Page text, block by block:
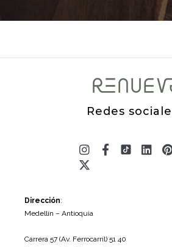
Redes
Instagram
Facebook-
f
X-
twitter
Dirección:
Medellín – Antioquia
Carrera 57 (Av. Ferrocarril) 51 40